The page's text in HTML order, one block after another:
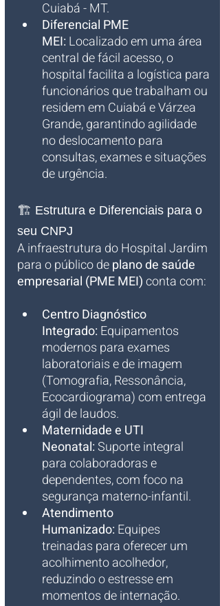
Cuiabá - MT.
Diferencial PME
MEI: Localizado em uma área
central de fácil acesso, o
hospital facilita a logística para
funcionários que trabalham ou
residem em Cuiabá e Várzea
Grande, garantindo agilidade
no deslocamento para
consultas, exames e situações
de urgência.
🏗️ Estrutura e Diferenciais para o
seu CNPJ
A infraestrutura do Hospital Jardim
para o público de plano de saúde
empresarial (PME MEI) conta com:
Centro Diagnóstico
Integrado: Equipamentos
modernos para exames
laboratoriais e de imagem
(Tomografia, Ressonância,
Ecocardiograma) com entrega
ágil de laudos.
Maternidade e UTI
Neonatal: Suporte integral
para colaboradoras e
dependentes, com foco na
segurança materno-infantil.
Atendimento
Humanizado: Equipes
treinadas para oferecer um
acolhimento acolhedor,
reduzindo o estresse em
momentos de internação.